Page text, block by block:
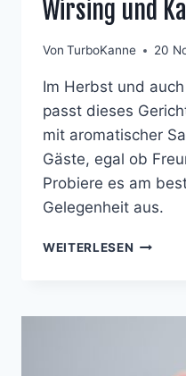
Wirsing und
Von TurboKanne 20
Im Herbst und
passt dieses
mit aromatischer
Gäste, egal ob
Probiere es am
Gelegenheit aus.
WEITERLESEN
MIT